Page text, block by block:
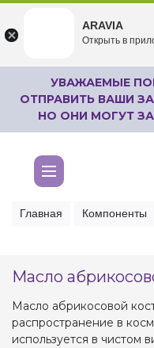
undefined
УВАЖАЕМЫЕ
ОТПРАВИТЬ ВАШИ
НО ОНИ МОГУТ
Главная Компоненты
Масло
Масло абрикосовой
распространение в
используется в чистом
ARAVIA
Открыть в